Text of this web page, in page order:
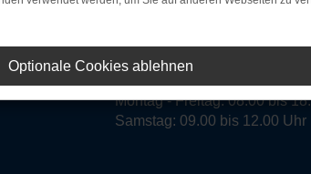
Montag - Freitag: 08.00 bis
Samstag: 09.00 bis 12.00 Uhr
Optionale Cookies ablehnen